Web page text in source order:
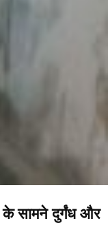
के सामने दुर्गंध और